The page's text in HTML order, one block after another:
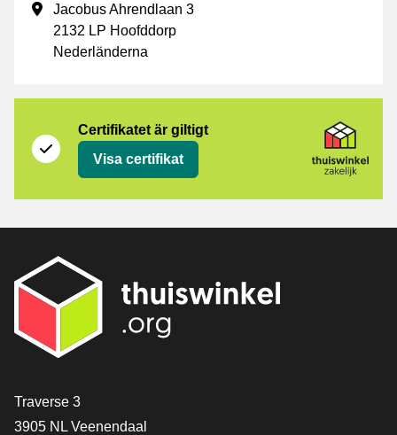
Företagsadress
Jacobus Ahrendlaan 3
2132 LP Hoofddorp
Nederländerna
Certifikatet är giltigt
Visa certifikat
[_General:Contact]
Traverse 3
3905 NL Veenendaal